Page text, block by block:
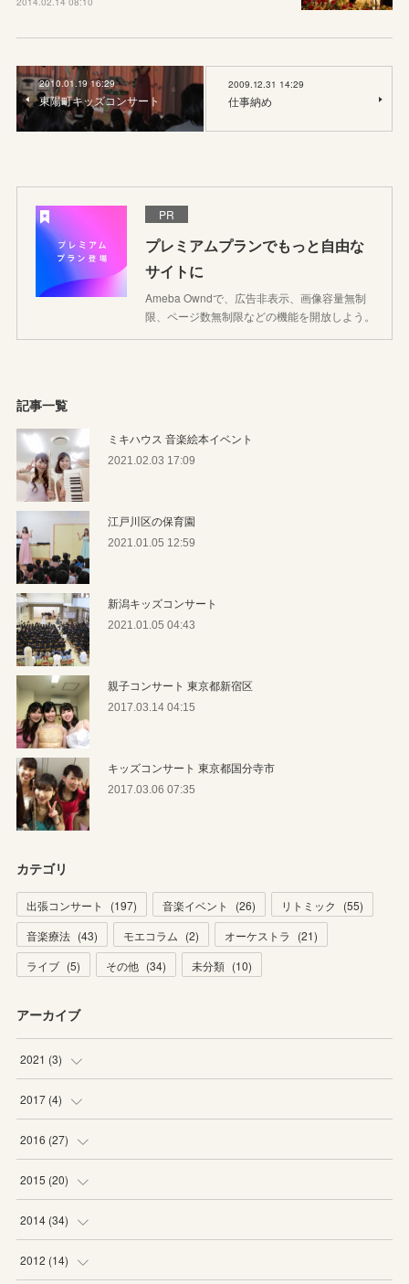
2010.01.19 16:29
東陽町キッズコンサート
2009.12.31 14:29
仕事納め
PR
プレミアムプランでもっと自由な
サイトに
Ameba Owndで、広告非表示、画像容量無制
限、ページ数無制限などの機能を開放しよう。
記事一覧
ミキハウス 音楽絵本イベント
2021.02.03 17:09
江戸川区の保育園
2021.01.05 12:59
新潟キッズコンサート
2021.01.05 04:43
親子コンサート 東京都新宿区
2017.03.14 04:15
キッズコンサート 東京都国分寺市
2017.03.06 07:35
カテゴリ
出張コンサート (197) 音楽イベント (26) リトミック (55)
音楽療法 (43) モエコラム (2) オーケストラ (21)
ライブ (5) その他 (34) 未分類 (10)
アーカイブ
2021 (3)
( )
(2
2017 (4)
(2
(2
2016 (27)
(6
(6
(2
2015 (20)
(5
(2
2014 (34)
(4
2012 (14)